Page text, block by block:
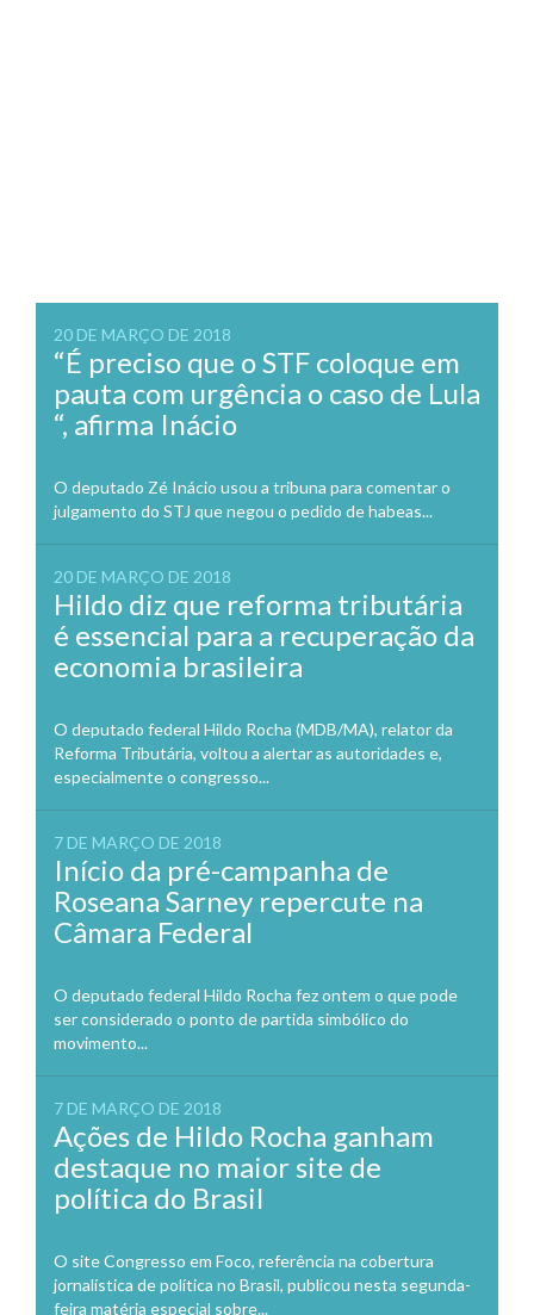
20 DE MARÇO DE 2018
“É preciso que o STF coloque em
pauta com urgência o caso de Lula
“, afirma Inácio
O deputado Zé Inácio usou a tribuna para comentar o
julgamento do STJ que negou o pedido de habeas...
20 DE MARÇO DE 2018
Hildo diz que reforma tributária
é essencial para a recuperação da
economia brasileira
O deputado federal Hildo Rocha (MDB/MA), relator da
Reforma Tributária, voltou a alertar as autoridades e,
especialmente o congresso...
7 DE MARÇO DE 2018
Início da pré-campanha de
Roseana Sarney repercute na
Câmara Federal
O deputado federal Hildo Rocha fez ontem o que pode
ser considerado o ponto de partida simbólico do
movimento...
7 DE MARÇO DE 2018
Ações de Hildo Rocha ganham
destaque no maior site de
política do Brasil
O site Congresso em Foco, referência na cobertura
jornalística de política no Brasil, publicou nesta segunda-
feira matéria especial sobre...